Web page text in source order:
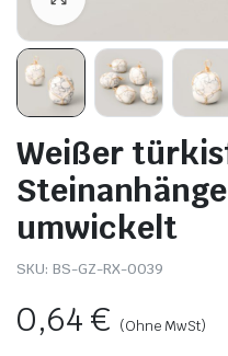
Weißer
umwickelt
SKU: BS-GZ-RX-0039
0,64€ (Ohne MwSt)